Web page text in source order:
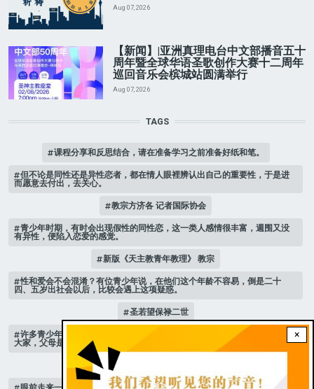
×
Aug 07, 2026
【新闻】|亚洲真理电台中文部播音五十
周年暨全球华语圣歌创作大赛十二周年
巡回音乐会槟城站圆满举行
Aug 07, 2026
TAGS
课程分享和反思结合，请在准备学习之前准备好纸和笔。
但不论是同性还是异性恋者，都在情人眼裡辨认出自己的重要性，于是进
而愿意去付出，去关心。
教宗方济各 记者国际协会
青少年时期，有时会出现假性的同性恋，这一类人感情很丰富，週围又没
有异性，便陷入恋爱的感觉。
新版《天主教青年教理》 教宗
性和爱会不会混淆？有位青少年说，在他们这个年龄不容易，倒是二十
四、五岁出社会以后，比较会遇上这项疑惑。
圣若望保禄二世
许多青少年，抱怨自己的父母无法沟通，有一位高中女孩以亲身经历建议
大家，父母是自己最亲的人，不能逃离
跟随 乙年常年期第3主日